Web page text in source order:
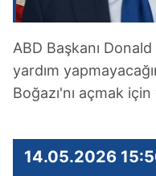
ABD Başkanı
yardım
Boğazı'nı açmak
14.05.2026